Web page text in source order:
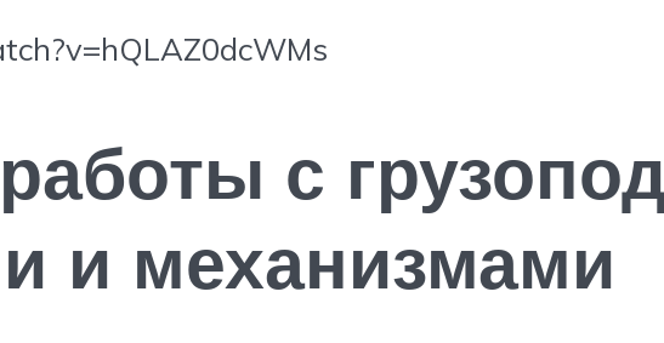
с
и механизмами